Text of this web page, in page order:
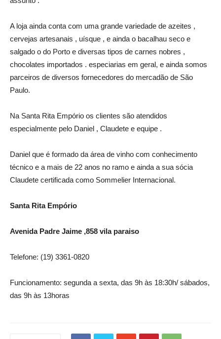
A loja ainda conta com uma grande variedade de azeites ,
cervejas artesanais , uísque , e ainda o bacalhau seco e
salgado o do Porto e diversas tipos de carnes nobres ,
chocolates importados . especiarias em geral, e ainda somos
parceiros de diversos fornecedores do mercadão de São
Paulo.
Na Santa Rita Empório os clientes são atendidos
especialmente pelo Daniel , Claudete e equipe .
Daniel que é formado da área de vinho com conhecimento
técnico e a mais de 22 anos no ramo e ainda a sua sócia
Claudete certificada como Sommelier Internacional.
Santa Rita Empório
Avenida Padre Jaime ,858 vila paraiso
Telefone: (19) 3361-0820
Funcionamento: segunda a sexta, das 9h às 18:30h/ sábados,
das 9h às 13horas